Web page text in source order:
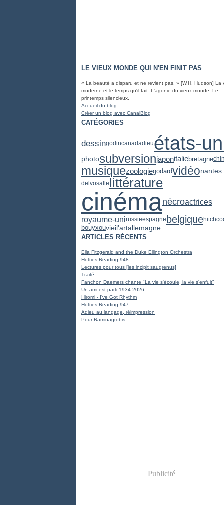
LE VIEUX MONDE QUI N'EN FINIT PAS
« La beauté a disparu et ne revient pas. » [W.H. Hudson] La
moderne et le temps qu'il fait. L'agonie du vieux monde. Le
printemps silencieux.
Accueil du blog
Créer un blog avec CanalBlog
CATÉGORIES
dessingodincanadadieuétats-
photosubversionjaponitaliebretagne
musiquezoologiegodardvidéonantes
delvosalle littérature
cinémanécroactrices
royaume-unirussieespagne belgique
bouyxouvieil'artallemagne
ARTICLES RÉCENTS
Ella Fitzgerald and the Duke Ellington Orchestra
Hotties Reading 948
Lectures pour tous [les incipit saugrenus]
Traité
Fanchon Daemers chante "La vie s'écoule, la vie s'enfuit"
Un ami est parti 1934-2026
Hiromi - I've Got Rhythm
Hotties Reading 947
Adieu au langage, réimpression
Pour Raminagrobis
Publicité